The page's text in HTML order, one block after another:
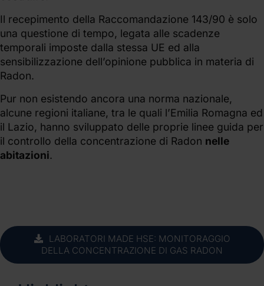
Il recepimento della Raccomandazione 143/90 è solo
una questione di tempo, legata alle scadenze
temporali imposte dalla stessa UE ed alla
sensibilizzazione dell’opinione pubblica in materia di
Radon.
Pur non esistendo ancora una norma nazionale,
alcune regioni italiane, tra le quali l’Emilia Romagna ed
il Lazio, hanno sviluppato delle proprie linee guida per
il controllo della concentrazione di Radon nelle
abitazioni.
LABORATORI MADE HSE: MONITORAGGIO
DELLA CONCENTRAZIONE DI GAS RADON